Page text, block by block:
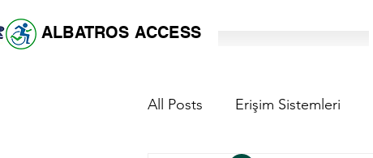
ALBATROS ACCESS
All Posts Erişim Sistemleri